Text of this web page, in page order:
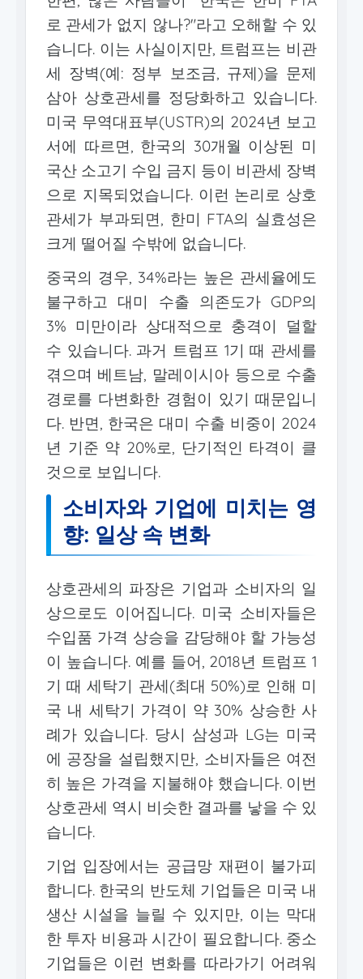
로 관세가 없지 않나?"라고 오해할 수 있
습니다. 이는 사실이지만, 트럼프는 비관
세 장벽(예: 정부 보조금, 규제)을 문제
삼아 상호관세를 정당화하고 있습니다.
미국 무역대표부(USTR)의 2024년 보고
서에 따르면, 한국의 30개월 이상된 미
국산 소고기 수입 금지 등이 비관세 장벽
으로 지목되었습니다. 이런 논리로 상호
관세가 부과되면, 한미 FTA의 실효성은
크게 떨어질 수밖에 없습니다.
중국의 경우, 34%라는 높은 관세율에도
불구하고 대미 수출 의존도가 GDP의
3% 미만이라 상대적으로 충격이 덜할
수 있습니다. 과거 트럼프 1기 때 관세를
겪으며 베트남, 말레이시아 등으로 수출
경로를 다변화한 경험이 있기 때문입니
다. 반면, 한국은 대미 수출 비중이 2024
년 기준 약 20%로, 단기적인 타격이 클
것으로 보입니다.
소비자와 기업에 미치는 영
향: 일상 속 변화
상호관세의 파장은 기업과 소비자의 일
상으로도 이어집니다. 미국 소비자들은
수입품 가격 상승을 감당해야 할 가능성
이 높습니다. 예를 들어, 2018년 트럼프 1
기 때 세탁기 관세(최대 50%)로 인해 미
국 내 세탁기 가격이 약 30% 상승한 사
례가 있습니다. 당시 삼성과 LG는 미국
에 공장을 설립했지만, 소비자들은 여전
히 높은 가격을 지불해야 했습니다. 이번
상호관세 역시 비슷한 결과를 낳을 수 있
습니다.
기업 입장에서는 공급망 재편이 불가피
합니다. 한국의 반도체 기업들은 미국 내
생산 시설을 늘릴 수 있지만, 이는 막대
한 투자 비용과 시간이 필요합니다. 중소
기업들은 이런 변화를 따라가기 어려워